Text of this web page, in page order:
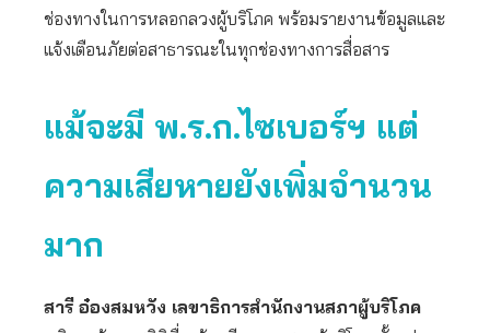
ช่องทางในการหลอกลวงผู้บริโภค พร้อมรายงานข้อมูลและ
แจ้งเตือนภัยต่อสาธารณะในทุกช่องทางการสื่อสาร
แม้จะมี พ.ร.ก.ไซเบอร์ฯ แต่
ความเสียหายยังเพิ่มจำนวน
มาก
สารี อ๋องสมหวัง เลขาธิการสำนักงานสภาผู้บริโภค